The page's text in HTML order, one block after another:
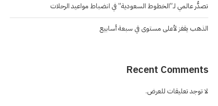
تصدُّر عالمي لـ”الخطوط السعودية” في انضباط مواعيد الرحلات
الذهب يقفز لأعلى مستوى في سبعة أسابيع
Recent Comments
لا توجد تعليقات للعرض.